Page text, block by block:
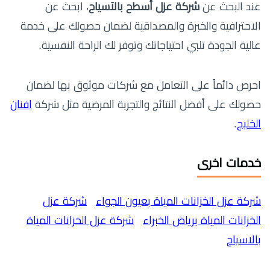
عند البحث عن شركة عزل أسطح بالآسياح، ابحث عن
الاحترافية والخبرة والمصداقية لضمان حصولك على خدمة
عالية الجودة تلبي احتياجاتك وتوفر لك الراحة النفسية.
احرص دائماً على التعامل مع شركات موثوق بها لضمان
حصولك على أفضل النتائج والتجربة المرضية مثل شركة افنان
الخليج.
خدمات اخرى
شركة عزل الخزانات المياة بعيون الجواء
شركة عزل
الخزانات المياة برياض الخبراء
شركة عزل الخزانات المياة
بالاسياح